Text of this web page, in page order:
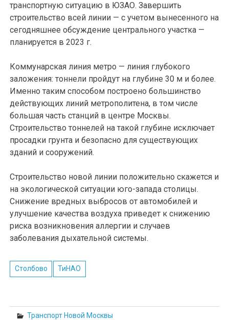
транспортную ситуацию в ЮЗАО. Завершить
строительство всей линии — с учетом вынесенного на
сегодняшнее обсуждение центрального участка —
планируется в 2023 г.
Коммунарская линия метро — линия глубокого
заложения: тоннели пройдут на глубине 30 м и более.
Именно таким способом построено большинство
действующих линий метрополитена, в том числе
большая часть станций в центре Москвы.
Строительство тоннелей на такой глубине исключает
просадки грунта и безопасно для существующих
зданий и сооружений.
Строительство новой линии положительно скажется и
на экологической ситуации юго-запада столицы.
Снижение вредных выбросов от автомобилей и
улучшение качества воздуха приведет к снижению
риска возникновения аллергии и случаев
заболевания дыхательной системы.
Столбово ТиНАО
Транспорт Новой Москвы